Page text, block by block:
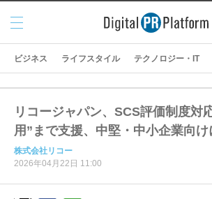
メニ
ュー
ビジネス ライフスタイル テクノロジー・IT
リコージャパン、SCS評価制度対
用”まで支援、中堅・中小企業向
株式会社リコー
2026年04月22日 11:00